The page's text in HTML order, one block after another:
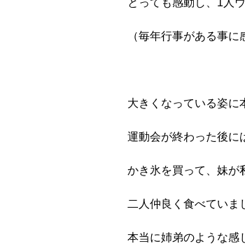
とっても感動し、1人
（毎年行事がある事
大きくなっている姿
運動会が終わった後に
かき氷を買って、妹が
二人仲良く食べてい
本当に姉弟のような